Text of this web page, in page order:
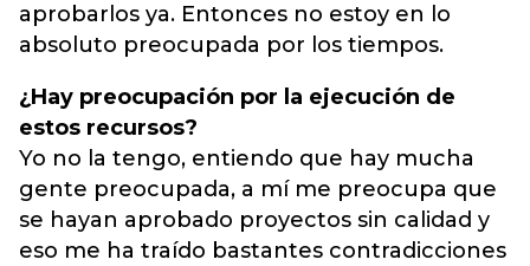
aprobarlos ya. Entonces no estoy en lo
absoluto preocupada por los tiempos.
¿Hay preocupación por la ejecución de
estos recursos?
Yo no la tengo, entiendo que hay mucha
gente preocupada, a mí me preocupa que
se hayan aprobado proyectos sin calidad y
eso me ha traído bastantes contradicciones